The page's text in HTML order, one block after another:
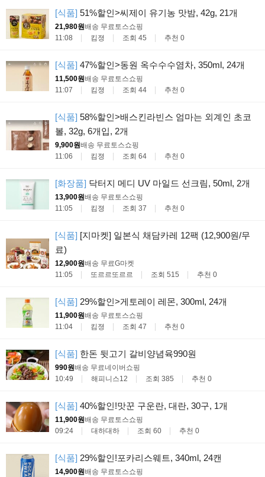
[식품] 51%할인>씨제이 유기농 맛밤, 42g, 21개
21,980원배송 무료토스쇼핑
11:08
킴졍 조회 45 추천 0
[식품] 47%할인>동원 옥수수수염차, 350ml, 24개
11,500원배송 무료토스쇼핑
11:07
킴졍 조회 44 추천 0
[식품] 58%할인>배스킨라빈스 엄마는 외계인 초코
볼, 32g, 6개입, 2개
9,900원배송 무료토스쇼핑
11:06
킴졍 조회 64 추천 0
[화장품] 닥터지 메디 UV 마일드 선크림, 50ml, 2개
13,900원배송 무료토스쇼핑
11:05
킴졍 조회 37 추천 0
[식품] [지마켓] 일본식 채담카레 12팩 (12,900원/무
료)
12,900원배송 무료G마켓
11:05
또르르또르르 조회 515 추천 0
[식품] 29%할인>게토레이 레몬, 300ml, 24개
11,900원배송 무료토스쇼핑
11:04
킴졍 조회 47 추천 0
[식품] 한돈 뒷고기 갈비양념육990원
990원배송 무료네이버쇼핑
10:49
해피니스12 조회 385 추천 0
[식품] 40%할인!맛꾼 구운란, 대란, 30구, 1개
11,900원배송 무료토스쇼핑
09:24
대하대하 조회 60 추천 0
[식품] 29%할인!포카리스웨트, 340ml, 24캔
14,900원배송 무료토스쇼핑